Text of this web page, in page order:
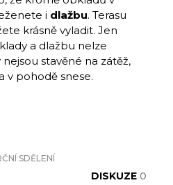
i dlažbu. Terasu
krásně vyladit. Jen
a dlažbu nelze
stavěné na zátěž,
v pohodě snese.
SDĚLENÍ
DISKUZE 0